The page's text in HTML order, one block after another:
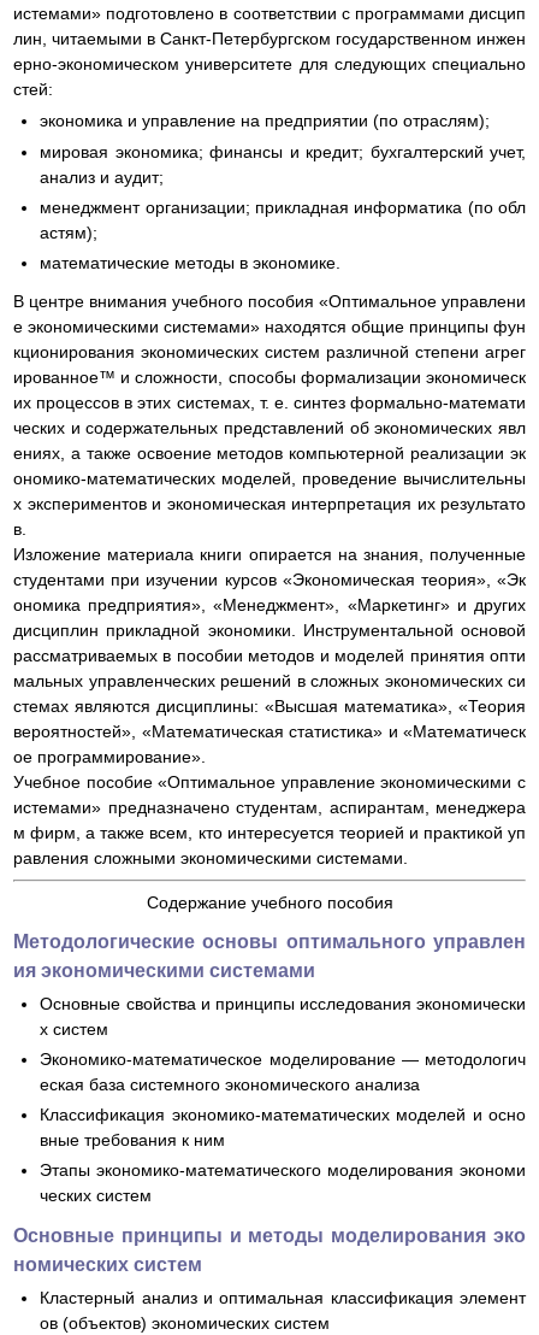
истемами» подготовлено в соответствии с программами дисцип
лин, читаемыми в Санкт-Петербургском государственном инжен
ерно-экономическом университете для следующих специально
стей:
экономика и управление на предприятии (по отраслям);
мировая экономика; финансы и кредит; бухгалтерский учет,
анализ и аудит;
менеджмент организации; прикладная информатика (по обл
астям);
математические методы в экономике.
В центре внимания учебного пособия «Оптимальное управлени
е экономическими системами» находятся общие принципы фун
кционирования экономических систем различной степени агрег
ированное™ и сложности, способы формализации экономическ
их процессов в этих системах, т. е. синтез формально-математи
ческих и содержательных представлений об экономических явл
ениях, а также освоение методов компьютерной реализации эк
ономико-математических моделей, проведение вычислительны
х экспериментов и экономическая интерпретация их результато
в.
Изложение материала книги опирается на знания, полученные
студентами при изучении курсов «Экономическая теория», «Эк
ономика предприятия», «Менеджмент», «Маркетинг» и других
дисциплин прикладной экономики. Инструментальной основой
рассматриваемых в пособии методов и моделей принятия опти
мальных управленческих решений в сложных экономических си
стемах являются дисциплины: «Высшая математика», «Теория
вероятностей», «Математическая статистика» и «Математическ
ое программирование».
Учебное пособие «Оптимальное управление экономическими с
истемами» предназначено студентам, аспирантам, менеджера
м фирм, а также всем, кто интересуется теорией и практикой уп
равления сложными экономическими системами.
Содержание учебного пособия
Методологические основы оптимального управлен
ия экономическими системами
Основные свойства и принципы исследования экономически
х систем
Экономико-математическое моделирование — методологич
еская база системного экономического анализа
Классификация экономико-математических моделей и осно
вные требования к ним
Этапы экономико-математического моделирования экономи
ческих систем
Основные принципы и методы моделирования эко
номических систем
Кластерный анализ и оптимальная классификация элемент
ов (объектов) экономических систем